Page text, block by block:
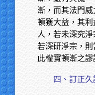
漸，而其法門威
頓獲大益，其
人，若未深究
若深研淨宗，
此權實頓漸之
四、訂正